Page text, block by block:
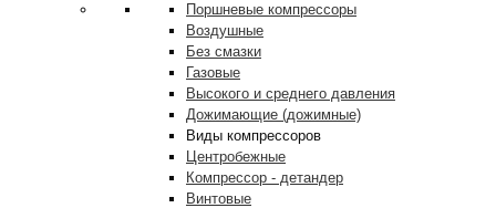
Поршневые компрессоры
Воздушные
Без смазки
Газовые
Высокого и среднего давления
Дожимающие (дожимные)
Виды компрессоров
Центробежные
Компрессор - детандер
Винтовые